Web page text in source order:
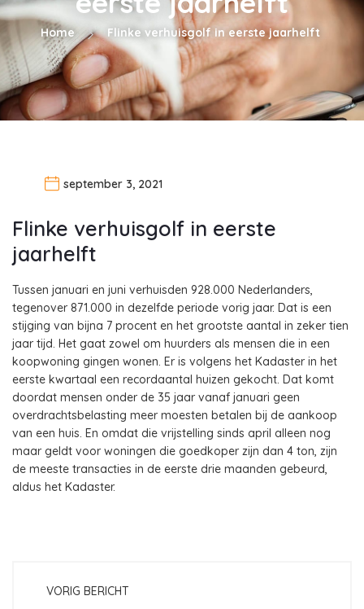
Home Flinke verhuisgolf in eerste jaarhelft
september 3, 2021
Flinke verhuisgolf in eerste
jaarhelft
Tussen januari en juni verhuisden 928.000 Nederlanders,
tegenover 871.000 in dezelfde periode vorig jaar. Dat is een
stijging van bijna 7 procent en het grootste aantal in zeker tien
jaar tijd. Het gaat zowel om huurders als mensen die in een
koopwoning gingen wonen. Er is volgens het Kadaster in het
eerste kwartaal een recordaantal huizen gekocht. Dat komt
doordat mensen onder de 35 jaar vanaf januari geen
overdrachtsbelasting meer moesten betalen bij de aankoop
van een huis. En omdat die vrijstelling sinds april alleen nog
maar geldt voor woningen die goedkoper zijn dan 4 ton, zijn
de meeste transacties in de eerste drie maanden gebeurd,
aldus het Kadaster.
VORIG BERICHT